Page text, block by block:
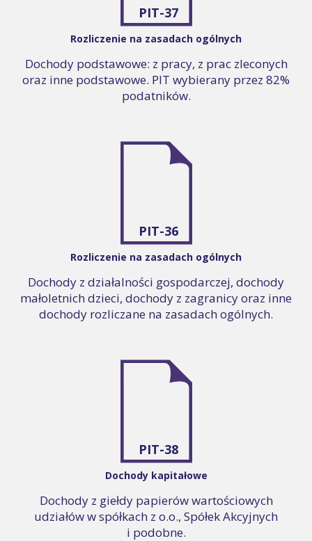
PIT-37
Rozliczenie na zasadach ogólnych
Dochody podstawowe: z pracy, z prac zleconych
oraz inne podstawowe. PIT wybierany przez 82%
podatników.
PIT-36
Rozliczenie na zasadach ogólnych
Dochody z działalności gospodarczej, dochody
małoletnich dzieci, dochody z zagranicy oraz inne
dochody rozliczane na zasadach ogólnych.
PIT-38
Dochody kapitałowe
Dochody z giełdy papierów wartościowych
udziałów w spółkach z o.o., Spółek Akcyjnych
i podobne.